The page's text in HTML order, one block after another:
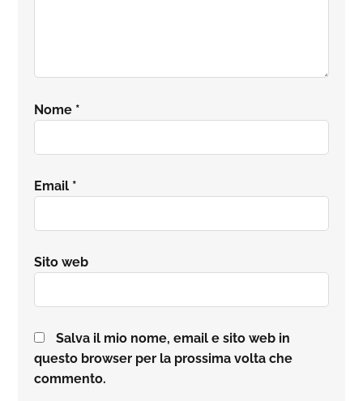
Nome *
Email *
Sito web
Salva il mio nome, email e sito web in
questo browser per la prossima volta che
commento.